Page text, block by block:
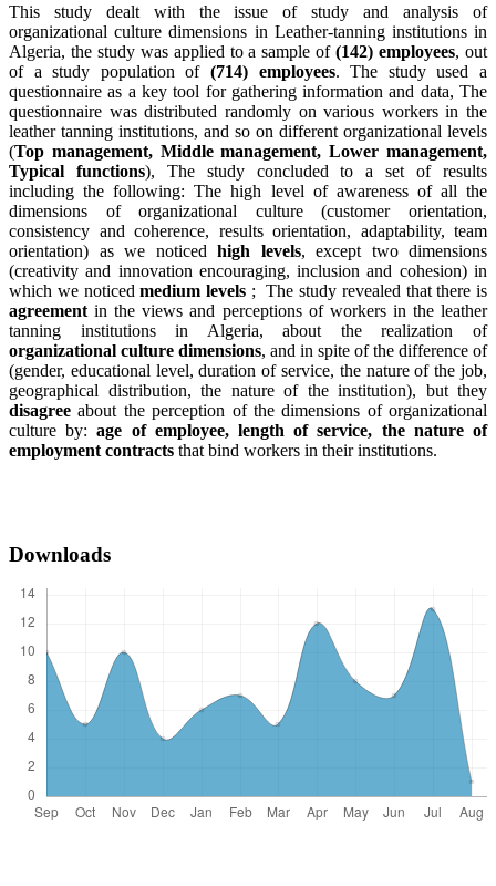
This study dealt with the issue of study and analysis of
organizational culture dimensions in Leather-tanning institutions in
Algeria, the study was applied to a sample of(142) employees, out
of a study population of(714) employees. The study used a
questionnaire as a key tool for gathering information and data, The
questionnaire was distributed randomly on various workers in the
leather tanning institutions, and so on different organizational levels
(Top management, Middle management, Lower management,
Typical functions), The study concluded to a set of results
including the following: The high level of awareness of all the
dimensions of organizational culture (customer orientation,
consistency and coherence, results orientation, adaptability, team
orientation) as we noticed high levels, except two dimensions
(creativity and innovation encouraging, inclusion and cohesion) in
which we noticedmedium levels ; The study revealed that there is
agreement in the views and perceptions of workers in the leather
tanning institutions in Algeria, about the realization of
organizational culture dimensions, and in spite of the difference of
(gender, educational level, duration of service, the nature of the job,
geographical distribution, the nature of the institution), but they
disagree about the perception of the dimensions of organizational
culture by:age of employee, length of service, the nature of
employment contracts that bind workers in their institutions.
Downloads